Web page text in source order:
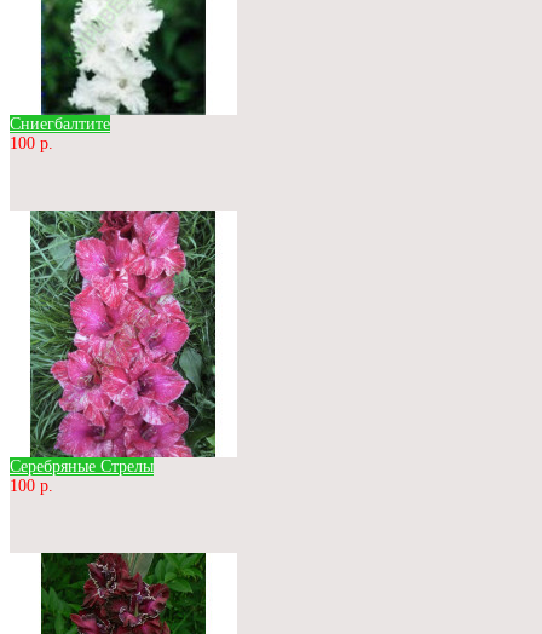
Сниегбалтите
100 р.
Серебряные Стрелы
100 р.